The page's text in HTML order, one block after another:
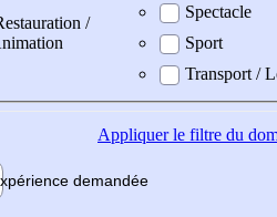
/
Spectacle
Sport
Transport /
Appliquerle filtre du
demandée